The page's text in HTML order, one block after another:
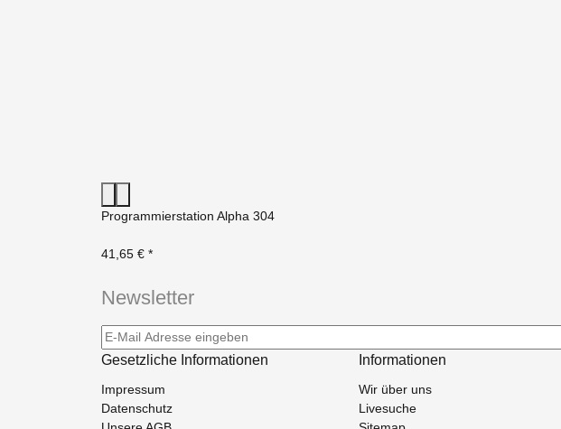
Programmierstation Alpha 304
41,65 € *
Newsletter
Newsletter-Registrierung
Gesetzliche Informationen
Impressum
Datenschutz
Informationen
Wir über uns
Livesuche